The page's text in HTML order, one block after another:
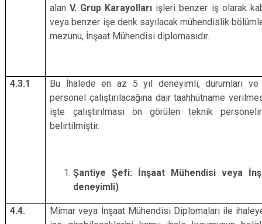
alanV. Grup Karayolları işleri benzer iş olarak
veya benzer işe denk sayılacak mühendislik
mezunu, İnşaat Mühendisi diplomasıdır.
4.3.1
Bu İhalede en az 5 yıl deneyimli, durumları
personel çalıştırılacağına dair taahhütname
işte çalıştırılması ön görülen teknik
belirtilmiştir.
Şantiye Şefi: İnşaat Mühendisi veya
deneyimli)
4.4.
Mimar veya İnşaat Mühendisi Diplomaları ile